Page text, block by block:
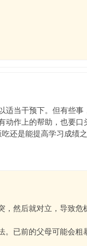
当干预下。但有些
作上的帮助，也要
还是能提高学习成绩
然后就对立，导致
已前的父母可能会